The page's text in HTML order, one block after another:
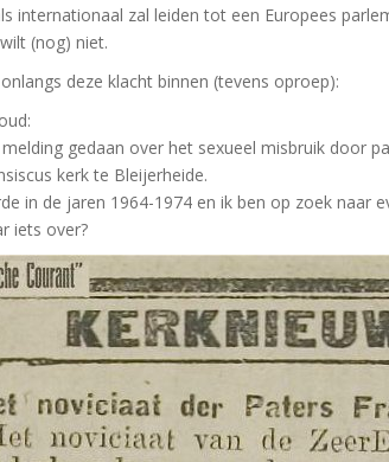
internationaal zal leiden tot een Europees
(nog) niet.
deze klacht binnen (tevens oproep):
melding gedaan over het sexueel misbruik door
kerk te Bleijerheide.
in de jaren 1964-1974 en ik ben op zoek naar
iets over?